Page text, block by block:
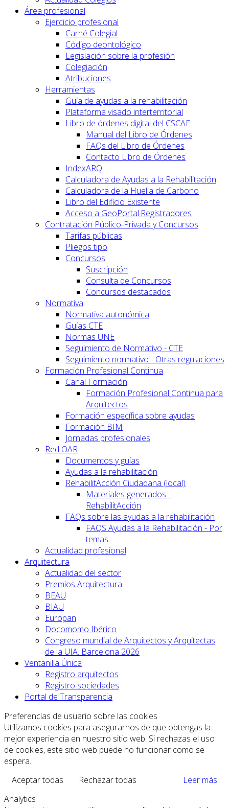
Área profesional
Ejercicio profesional
Carné Colegial
Código deontológico
Legislación sobre la profesión
Colegiación
Atribuciones
Herramientas
Guía de ayudas a la rehabilitación
Plataforma visado interterritorial
Libro de órdenes digital del CSCAE
Manual del Libro de Órdenes
FAQs del Libro de Órdenes
Contacto Libro de Órdenes
IndexARQ
Calculadora de Ayudas a la Rehabilitación
Calculadora de la Huella de Carbono
Libro del Edificio Existente
Acceso a GeoPortal.Registradores
Contratación Público-Privada y Concursos
Tarifas públicas
Pliegos tipo
Concursos
Suscripción
Consulta de Concursos
Concursos destacados
Normativa
Normativa autonómica
Guías CTE
Normas UNE
Seguimiento de Normativo - CTE
Seguimiento normativo - Otras regulaciones
Formación Profesional Continua
Canal Formación
Formación Profesional Continua para
Arquitectos
Formación específica sobre ayudas
Formación BIM
Jornadas profesionales
Red OAR
Documentos y guías
Ayudas a la rehabilitación
RehabilitAcción Ciudadana (local)
Materiales generados -
RehabilitAcción
FAQs sobre las ayudas a la rehabilitación
FAQS Ayudas a la Rehabilitación - Por
temas
Actualidad profesional
Arquitectura
Actualidad del sector
Premios Arquitectura
BEAU
BIAU
Europan
Docomomo Ibérico
Congreso mundial de Arquitectos y Arquitectas
de la UIA. Barcelona 2026
Ventanilla Única
Registro arquitectos
Registro sociedades
Portal de Transparencia
Preferencias de usuario sobre las cookies
Utilizamos cookies para asegurarnos de que obtengas la
mejor experiencia en nuestro sitio web. Si rechazas el uso
de cookies, este sitio web puede no funcionar como se
espera.
Aceptar todas
Rechazar todas
Leer más
Analytics